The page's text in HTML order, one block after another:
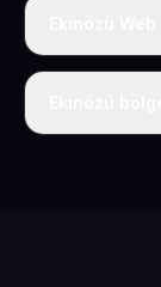
Tek fiyat